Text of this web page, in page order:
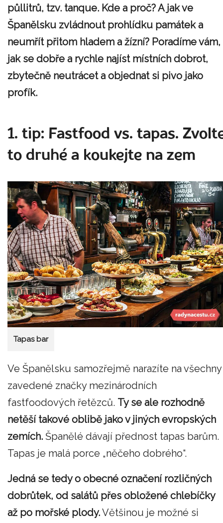
půllitrů, tzv. tanque. Kde a proč? A jak ve
Španělsku zvládnout prohlídku památek a
neumřít přitom hladem a žízní? Poradíme vám,
jak se dobře a rychle najíst místních dobrot,
zbytečně neutrácet a objednat si pivo jako
profík.
1. tip: Fastfood vs. tapas.
to druhé a koukejte na zem
Tapas bar
Ve Španělsku samozřejmě narazíte na všechny
zavedené značky mezinárodních
fastfoodových řetězců. Ty se ale rozhodně
netěší takové oblibě jako v jiných evropských
zemích. Španělé dávají přednost tapas barům.
Tapas je malá porce „něčeho dobrého“.
Jedná se tedy o obecné označení rozličných
dobrůtek, od salátů přes obložené chlebíčky
až po mořské plody.Většinou je možné si